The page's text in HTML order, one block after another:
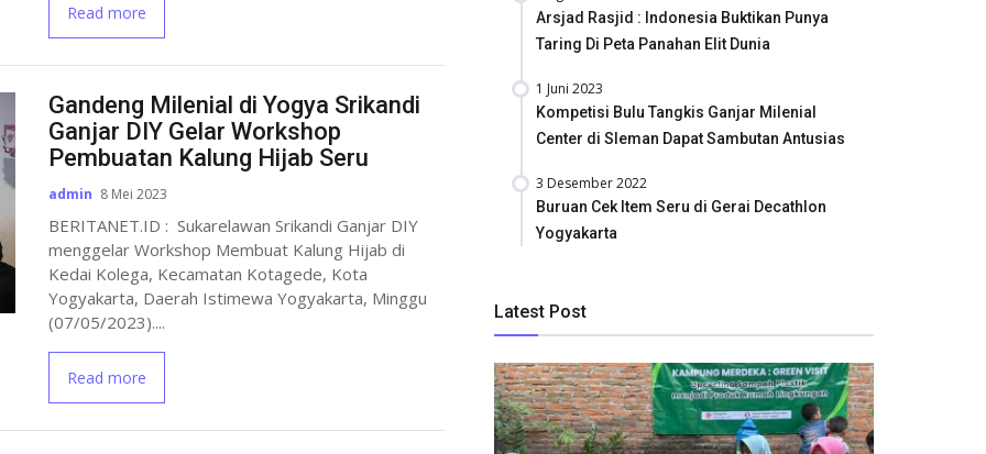
Read more
Gandeng Milenial di Yogya Srikandi
Ganjar DIY Gelar Workshop
Pembuatan Kalung Hijab Seru
admin 8 Mei 2023
BERITANET.ID : Sukarelawan Srikandi Ganjar DIY
menggelar Workshop Membuat Kalung Hijab di
Kedai Kolega, Kecamatan Kotagede, Kota
Yogyakarta, Daerah Istimewa Yogyakarta, Minggu
(07/05/2023)....
Read more
Arsjad Rasjid : Indonesia Buktikan Punya
Taring Di Peta Panahan Elit Dunia
1 Juni 2023
Kompetisi Bulu Tangkis Ganjar Milenial
Center di Sleman Dapat Sambutan Antusias
3 Desember 2022
Buruan Cek Item Seru di Gerai Decathlon
Yogyakarta
Latest Post